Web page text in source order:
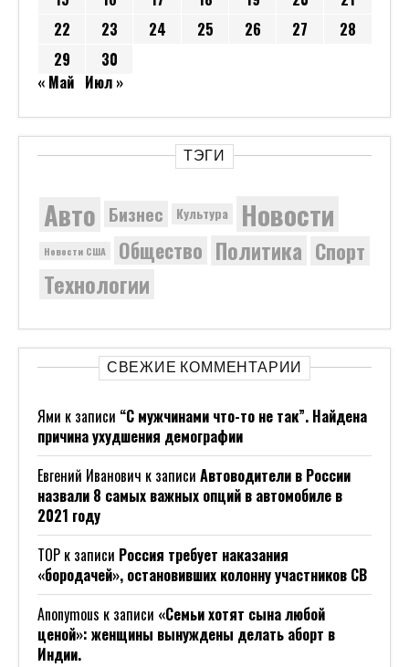
22
23 24 25 26 27
28
29
30
« Май Июл »
ТЭГИ
Авто Бизнес Культура Новости
Новости США Общество Политика Спорт
Технологии
СВЕЖИЕ КОММЕНТАРИИ
Ями к записи “С мужчинами что-то не так”. Найдена
причина ухудшения демографии
Евгений Иванович к записи Автоводители в России
назвали 8 самых важных опций в автомобиле в
2021 году
ТОР к записи Россия требует наказания
«бородачей», остановивших колонну участников СВ
Anonymous к записи «Семьи хотят сына любой
ценой»: женщины вынуждены делать аборт в
Индии.